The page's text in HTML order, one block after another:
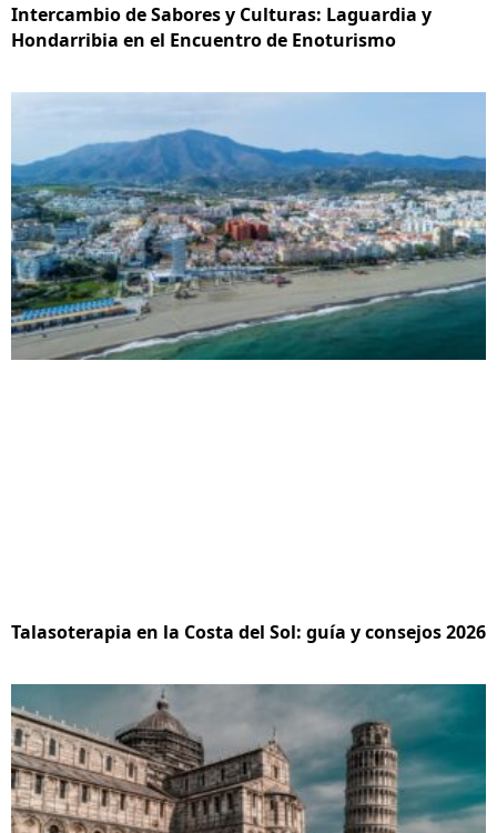
Intercambio de Sabores y Culturas: Laguardia y
Hondarribia en el Encuentro de Enoturismo
Talasoterapia en la Costa del Sol: guía y consejos 2026